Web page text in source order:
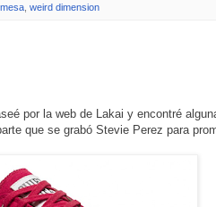
weird dimension
por la web de Lakai y encontré
que se grabó Stevie Perez para